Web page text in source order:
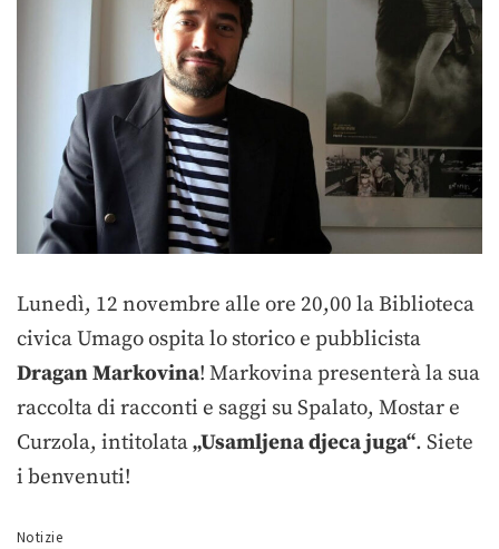
Lunedì, 12 novembre alle ore 20,00 la Biblioteca
civica Umago ospita lo storico e pubblicista
Dragan Markovina! Markovina presenterà la sua
raccolta di racconti e saggi su Spalato, Mostar e
Curzola, intitolata„Usamljena djeca juga“. Siete
i benvenuti!
Notizie